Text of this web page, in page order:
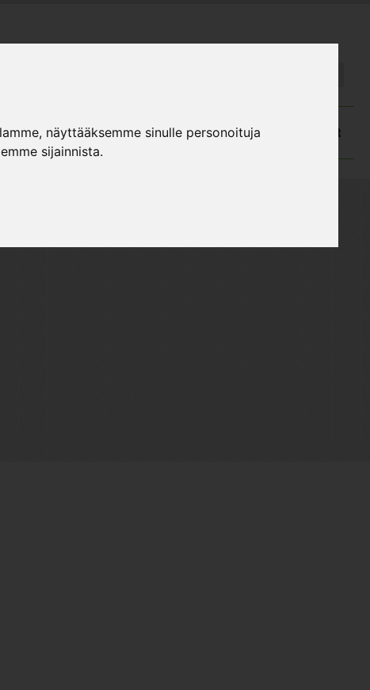
näyttääksemme sinulle personoituja
sijainnista.
Katalog och monteringsanvisningar Kundtjänst